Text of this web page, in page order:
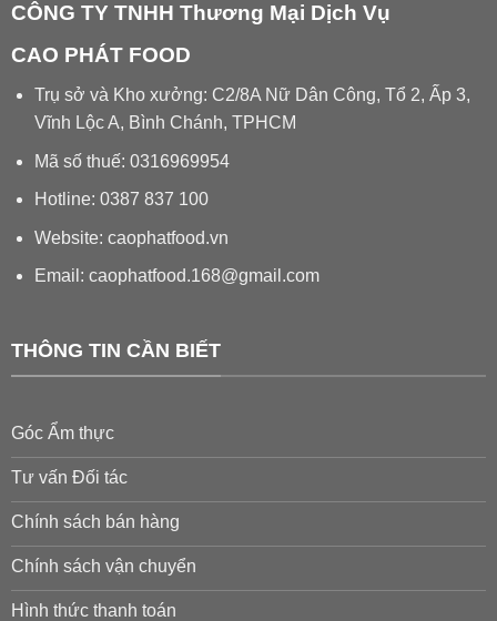
CÔNG TY TNHH Thương Mại Dịch Vụ
CAO PHÁT FOOD
Trụ sở và Kho xưởng: C2/8A Nữ Dân Công, Tổ 2, Ấp 3,
Vĩnh Lộc A, Bình Chánh, TPHCM
Mã số thuế: 0316969954
Hotline: 0387 837 100
Website: caophatfood.vn
Email: caophatfood.168@gmail.com
THÔNG TIN CẦN BIẾT
Góc Ẩm thực
Tư vấn Đối tác
Chính sách bán hàng
Chính sách vận chuyển
Hình thức thanh toán